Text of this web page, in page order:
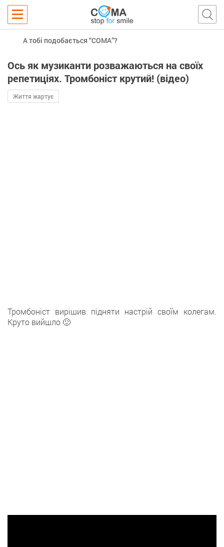
А тобі подобається “COMA”?
Ось як музиканти розважаються на своїх
репетиціях. Тромбоніст крутий! (відео)
Життя жартує
Тромбоніст вирішив підняти настрій своїм колегам.
Круто вийшло 🙂